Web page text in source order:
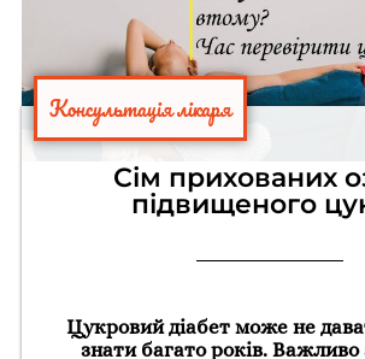
Консультація лікаря
Сім прихованих
підвищеного
Цукровий діабет може не
знати багато років. Важливо